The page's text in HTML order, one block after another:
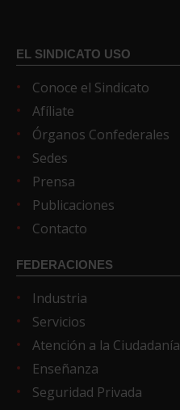
EL SINDICATO USO
Conoce el Sindicato
Afíliate
Órganos Confederales
Sedes
Prensa
Publicaciones
Contacto
FEDERACIONES
Industria
Servicios
Atención a la Ciudadanía
Enseñanza
Seguridad Privada